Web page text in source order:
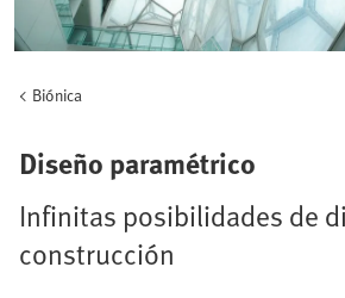
Biónica
Diseño paramétrico
Infinitas posibilidades de
construcción